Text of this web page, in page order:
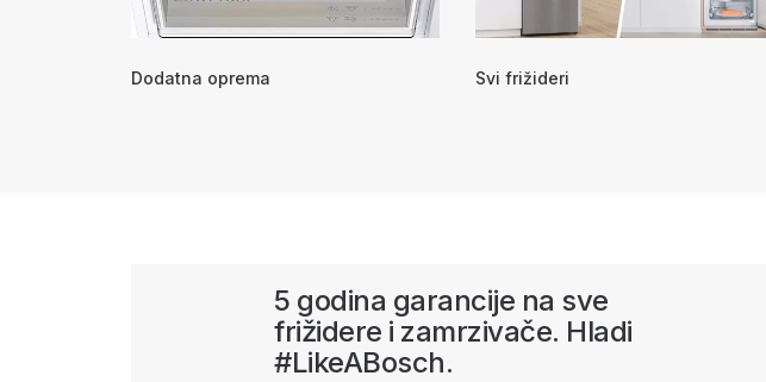
Dodatna oprema Svi frižideri
5 godina garancije na sve
frižidere i zamrzivače. Hladi
#LikeABosch.